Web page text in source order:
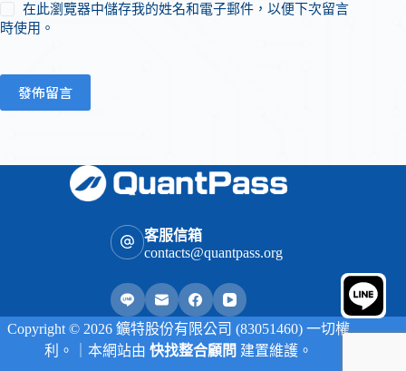
在此瀏覽器中儲存我的姓名和電子郵件，以便下次留言
時使用。
發佈留言
客服信箱
contacts@quantpass.org
Copyright © 2026 鑛特股份有限公司 (83051460) 一切權
利。｜本網站由快找整合顧問 建置維護。